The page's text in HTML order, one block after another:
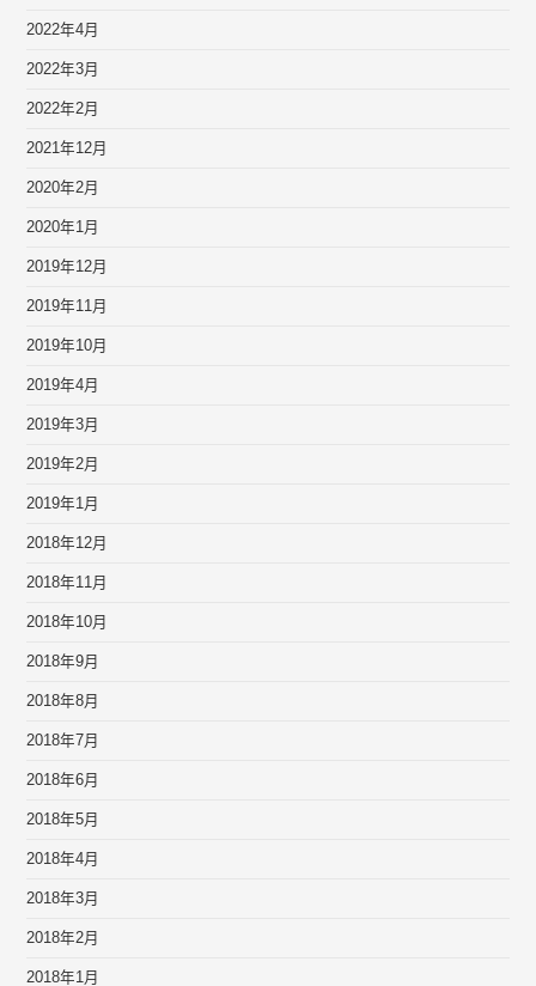
2022年4月
2022年3月
2022年2月
2021年12月
2020年2月
2020年1月
2019年12月
2019年11月
2019年10月
2019年4月
2019年3月
2019年2月
2019年1月
2018年12月
2018年11月
2018年10月
2018年9月
2018年8月
2018年7月
2018年6月
2018年5月
2018年4月
2018年3月
2018年2月
2018年1月